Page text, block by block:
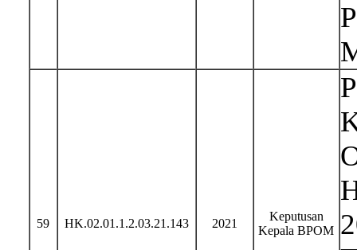
59 HK.02.01.1.2.03.21.143 2021
Keputusan
Kepala BPOM